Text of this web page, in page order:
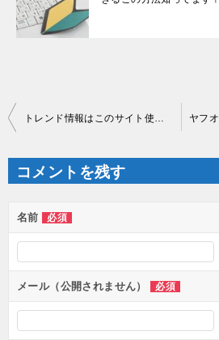
投
稿
ナ
ゲ
ー
シ
ン
コメントを残す
名前 必須
メール（公開されません） 必須